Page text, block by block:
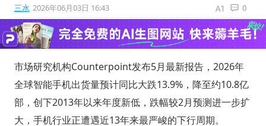
三水 2026年06月03日 16:43 0
市场研究机构Counterpoint发布5月最新报告，2026年
全球智能手机出货量预计同比大跌13.9%，降至约10.8亿
部，创下2013年以来年度新低，跌幅较2月预测进一步扩
大，手机行业正遭遇近13年来最严峻的下行周期。